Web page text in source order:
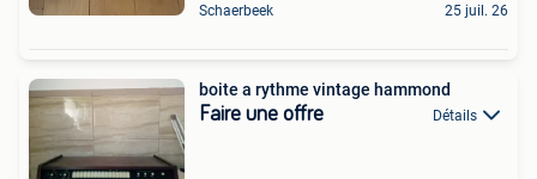
Schaerbeek 25 juil. 26
boite a rythme vintage hammond
Faire une offre Détails